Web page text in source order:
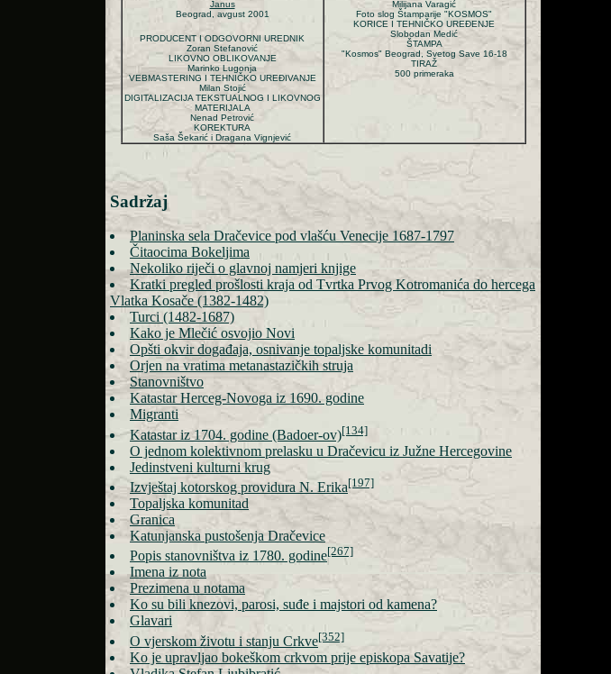
Janus
Beograd, avgust2001
PRODUCENT I ODGOVORNI UREDNIK
Zoran Stefanović
LIKOVNO OBLIKOVANJE
Marinko Lugonja
VEBMASTERING I TEHNIČKO UREĐIVANJE
Milan Stojić
DIGITALIZACIJA TEKSTUALNOG I LIKOVNOG
MATERIJALA
Nenad Petrović
KOREKTURA
Saša Šekarić i Dragana Vignjević
Milijana Varagić
Foto slog Štamparije "KOSMOS"
KORICE I TEHNIČKO UREĐENJE
Slobodan Medić
ŠTAMPA
"Kosmos" Beograd, Svetog Save 16-18
TIRAŽ
500 primeraka
Sadržaj
Planinska sela Dračevice pod vlašću Venecije 1687-1797
Čitaocima Bokeljima
Nekoliko riječi o glavnoj namjeri knjige
Kratki pregled prošlosti kraja od Tvrtka Prvog Kotromanića do hercega
Vlatka Kosače (1382-1482)
Turci (1482-1687)
Kako je Mlečić osvojio Novi
Opšti okvir događaja, osnivanje topaljske komunitadi
Orjen na vratima metanastazičkih struja
Stanovništvo
Katastar Herceg-Novoga iz 1690. godine
Migranti
Katastar iz 1704. godine (Badoer-ov)[134]
O jednom kolektivnom prelasku u Dračevicu iz Južne Hercegovine
Jedinstveni kulturni krug
Izvještaj kotorskog providura N. Erika[197]
Topaljska komunitad
Granica
Katunjanska pustošenja Dračevice
Popis stanovništva iz 1780. godine[267]
Imena iz nota
Prezimena u notama
Ko su bili knezovi, parosi, suđe i majstori od kamena?
Glavari
O vjerskom životu i stanju Crkve[352]
Ko je upravljao bokeškom crkvom prije episkopa Savatije?